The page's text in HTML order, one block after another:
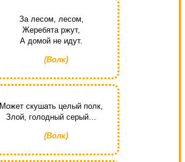
За лесом, лесом,
Жеребята ржут,
А домой не идут.
(Волк)
Может скушать целый полк,
Злой, голодный серый…
(Волк)